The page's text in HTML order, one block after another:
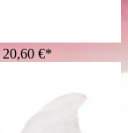
20,60 €*